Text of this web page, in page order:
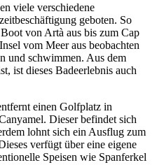
viele verschiedene
geboten. So
von Artà aus bis zum Cap
vom Meer aus beobachten
und schwimmen. Aus dem
ist dieses Badeerlebnis auch
einen Golfplatz in
Dieser befindet sich
lohnt sich ein Ausflug zum
verfügt über eine eigene
Speisen wie Spanferkel